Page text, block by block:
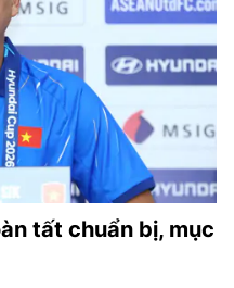
tất chuẩn bị, mục